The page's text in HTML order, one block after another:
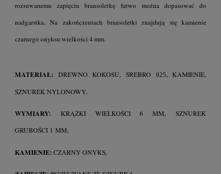
rozsuwanemu zapięciu bransoletkę łatwo można dopasować do
nadgarstka. Na zakończeniach bransoletki znajdują się kamienie
czarnego onyksu wielkości 4 mm.
MATERIAŁ: DREWNO KOKOSU, SREBRO 925, KAMIENIE,
SZNUREK NYLONOWY,
WYMIARY: KRĄŻKI WIELKOŚCI 6 MM, SZNUREK
GRUBOŚCI 1 MM,
KAMIENIE: CZARNY ONYKS,